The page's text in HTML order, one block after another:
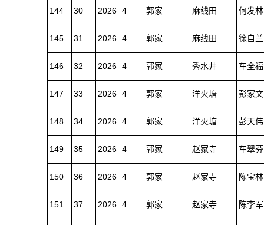
144 30 2026 4 郭家 麻线田 何发林
145 31 2026 4 郭家 麻线田 徐自兰
146 32 2026 4 郭家 秀水井 车全福
147 33 2026 4 郭家 洋火塘 彭家文
148 34 2026 4 郭家 洋火塘 彭天伟
149 35 2026 4 郭家 赵家寺 车翠芬
150 36 2026 4 郭家 赵家寺 陈宝林
151 37 2026 4 郭家 赵家寺 陈李军